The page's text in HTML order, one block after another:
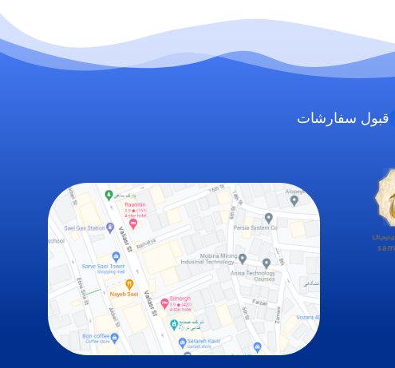
قبول سفارشات